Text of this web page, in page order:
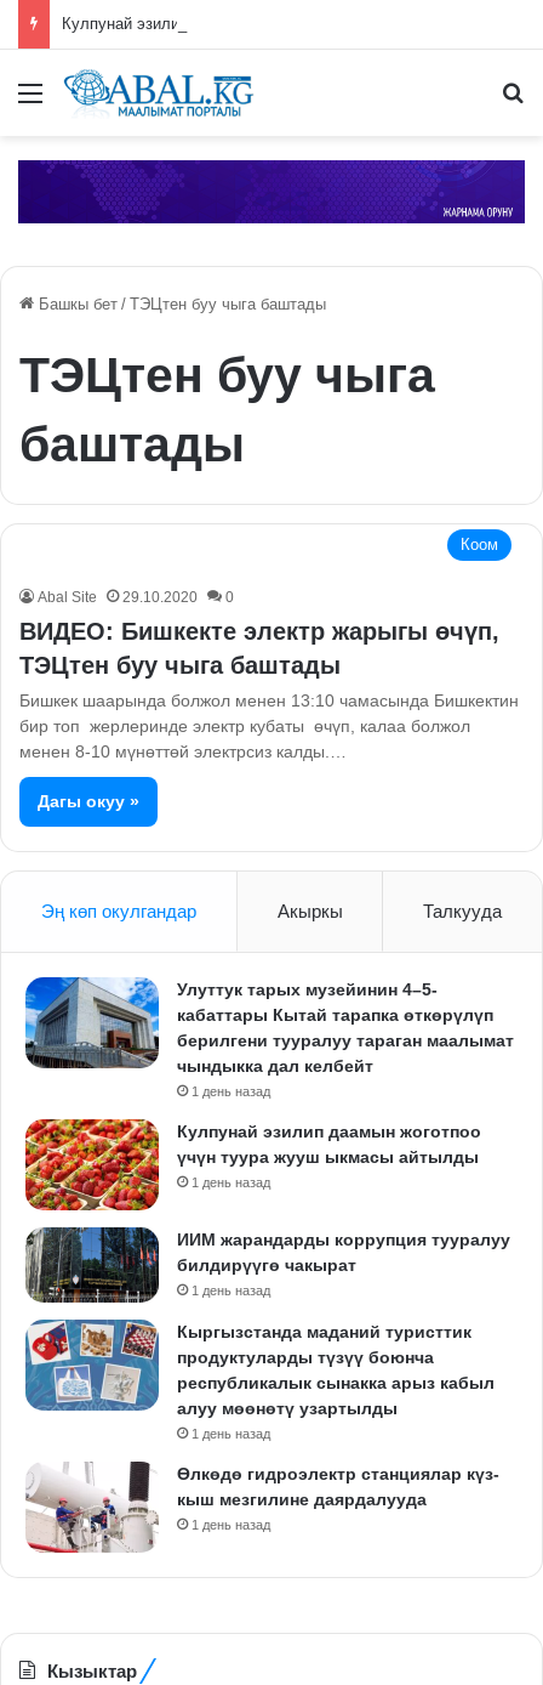
Меню
Башкы бет / ТЭЦтен буу чыга баштады
ТЭЦтен буу чыга
баштады
Коом
Abal Site 29.10.2020 0
ВИДЕО: Бишкекте электр жарыгы өчүп,
ТЭЦтен буу чыга баштады
Бишкек шаарында болжол менен 13:10 чамасында Бишкектин
бир топ жерлеринде электр кубаты өчүп, калаа болжол
менен 8-10 мүнөттөй электрсиз калды.…
Дагы окуу »
Эң көп окулгандар Акыркы Талкууда
Улуттук тарых музейинин 4–5-
кабаттары Кытай тарапка өткөрүлүп
берилгени тууралуу тараган маалымат
чындыкка дал келбейт
1 день назад
Кулпунай эзилип даамын жоготпоо
үчүн туура жууш ыкмасы айтылды
1 день назад
ИИМ жарандарды коррупция тууралуу
билдирүүгө чакырат
1 день назад
Кыргызстанда маданий туристтик
продуктуларды түзүү боюнча
республикалык сынакка арыз кабыл
алуу мөөнөтү узартылды
1 день назад
Өлкөдө гидроэлектр станциялар күз-
кыш мезгилине даярдалууда
1 день назад
Кызыктар